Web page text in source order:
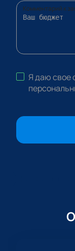
Комментарий к
Я даю свое